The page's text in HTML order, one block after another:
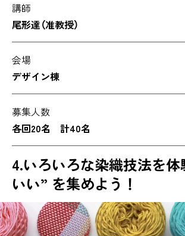
講師
尾形達（准教授）
会場
デザイン棟
募集人数
各回20名 計40名
4.いろいろな染織技法を
いい” を集めよう！